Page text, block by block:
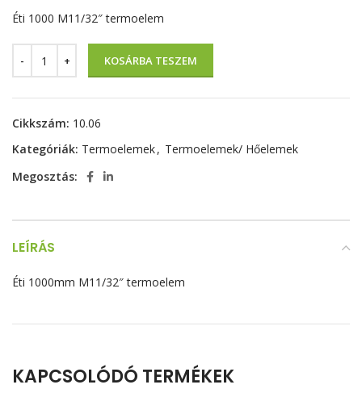
Éti 1000 M11/32″ termoelem
KOSÁRBA TESZEM
Cikkszám: 10.06
Kategóriák: Termoelemek, Termoelemek/ Hőelemek
Megosztás:
LEÍRÁS
Éti 1000mm M11/32″ termoelem
KAPCSOLÓDÓ TERMÉKEK